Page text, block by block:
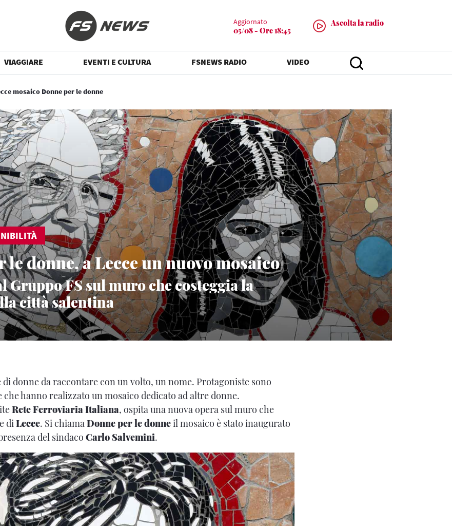
Aggiornato
05/08 - Ore 18:45
Ascolta la radio
VIAGGIARE EVENTI E CULTURA FSNEWS RADIO VIDEO
mosaico Donne per le donne
le donne, a Lecce un nuovo mosaico
Gruppo FS sul muro che costeggia la
città salentina
donne da raccontare con un volto, un nome. Protagoniste sono
hanno realizzato un mosaico dedicato ad altre donne.
Rete Ferroviaria Italiana, ospita una nuova opera sul muro che
diLecce. Si chiamaDonne per le donneil mosaico è stato inaugurato
del sindaco Carlo Salvemini.